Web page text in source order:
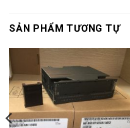
SẢN PHẨM TƯƠNG TỰ